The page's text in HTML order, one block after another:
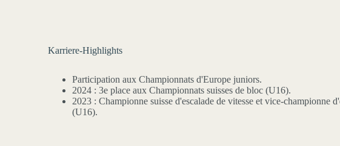
Karriere-Highlights
Participation aux Championnats d'Europe juniors.
2024 : 3e place aux Championnats suisses de bloc (U16).
2023 : Championne suisse d'escalade de vitesse et vice-championne
(U16).